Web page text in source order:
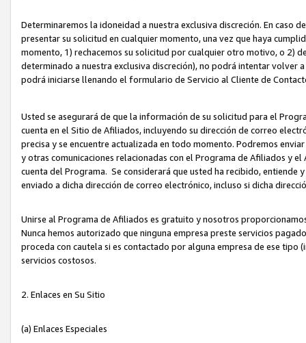
Determinaremos la idoneidad a nuestra exclusiva discreción. En caso
presentar su solicitud en cualquier momento, una vez que haya
momento, 1) rechacemos su solicitud por cualquier otro motivo, o 2)
determinado a nuestra exclusiva discreción), no podrá intentar volver
podrá iniciarse llenando el formulario de Servicio al Cliente de
Usted se asegurará de que la información de su solicitud para el
cuenta en el Sitio de Afiliados, incluyendo su dirección de correo
precisa y se encuentre actualizada en todo momento. Podremos
y otras comunicaciones relacionadas con el Programa de Afiliados y
cuenta del Programa. Se considerará que usted ha recibido, entiende
enviado a dicha dirección de correo electrónico, incluso si dicha
Unirse al Programa de Afiliados es gratuito y nosotros
Nunca hemos autorizado que ninguna empresa preste servicios
proceda con cautela si es contactado por alguna empresa de ese
servicios costosos.
2. Enlaces en Su Sitio
(a) Enlaces Especiales